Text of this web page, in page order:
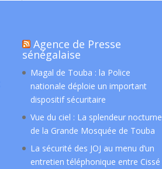
Agence de Presse
sénégalaise
Magal de Touba : la Police
nationale déploie un important
dispositif sécuritaire
Vue du ciel : La splendeur nocturne
de la Grande Mosquée de Touba
La sécurité des JOJ au menu d’un
entretien téléphonique entre Cissé